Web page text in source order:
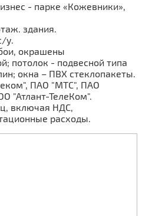
- парке «Кожевники»,
здания.
у.
окрашены
потолок - подвесной типа
окна – ПВХ стеклопакеты.
ПАО "МТС", ПАО
"Атлант-ТелеКом".
включая НДС,
расходы.